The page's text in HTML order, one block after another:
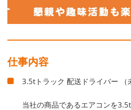
仕事内容
3.5tトラック 配送ドライバー （
当社の商品であるエアコンを